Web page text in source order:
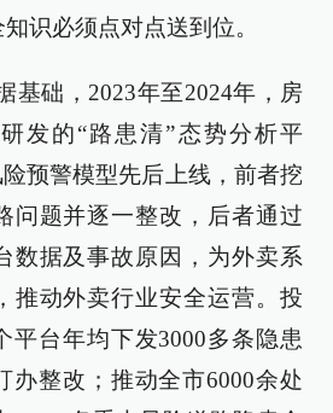
识必须点对点送到位。
基础，2023年至2024年，房
发的“路患清”态势分析平
预警模型先后上线，前者挖
问题并逐一整改，后者通过
数据及事故原因，为外卖系
推动外卖行业安全运营。投
平台年均下发3000多条隐患
办整改；推动全市6000余处